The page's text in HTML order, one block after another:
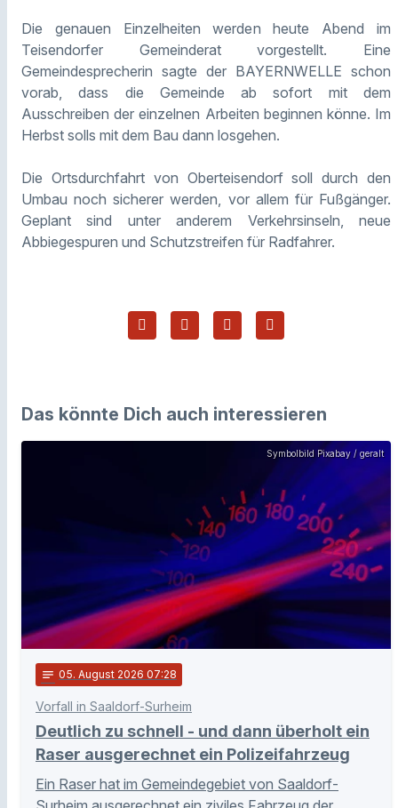
Die genauen Einzelheiten werden heute Abend im
Teisendorfer Gemeinderat vorgestellt. Eine
Gemeindesprecherin sagte der BAYERNWELLE schon
vorab, dass die Gemeinde ab sofort mit dem
Ausschreiben der einzelnen Arbeiten beginnen könne. Im
Herbst solls mit dem Bau dann losgehen.
Die Ortsdurchfahrt von Oberteisendorf soll durch den
Umbau noch sicherer werden, vor allem für Fußgänger.
Geplant sind unter anderem Verkehrsinseln, neue
Abbiegespuren und Schutzstreifen für Radfahrer.
Das könnte Dich auch interessieren
Symbolbild Pixabay / geralt
notes 05. August 2026 07:28
Vorfall in Saaldorf-Surheim
Deutlich zu schnell - und dann überholt ein
Raser ausgerechnet ein Polizeifahrzeug
Ein Raser hat im Gemeindegebiet von Saaldorf-